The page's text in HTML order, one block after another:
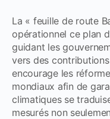
La « feuille de route
opérationnel ce plan
guidant les
vers des
encourage les
mondiaux afin de
climatiques se
mesurés non